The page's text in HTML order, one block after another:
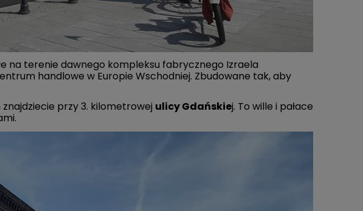
na terenie dawnego kompleksu fabrycznego Izraela
handlowe w Europie Wschodniej. Zbudowane tak, aby
przy 3. kilometrowej ulicy Gdańskiej. To wille i pałace